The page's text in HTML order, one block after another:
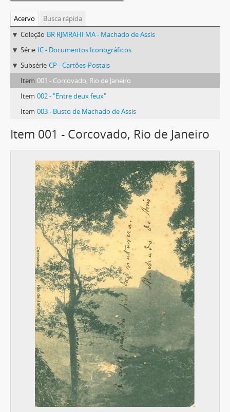
Acervo
Busca rápida
Coleção BR RJMRAHI MA - Machado de Assis
Série IC - Documentos Iconográficos
Subsérie CP - Cartões-Postais
Item 001 - Corcovado, Rio de Janeiro
Item 002 - "Entre deux feux"
Item 003 - Busto de Machado de Assis
Item 001 - Corcovado, Rio de Janeiro